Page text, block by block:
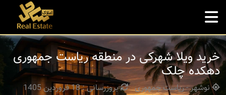
خرید ویلا شهرکی در منطقه ریاست جمهوری
دهکده چلک
نوشهر - ریاست جمهوری بروزرسانی : 18 فروردین 1405